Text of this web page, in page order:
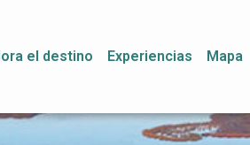
el destino Experiencias Mapa